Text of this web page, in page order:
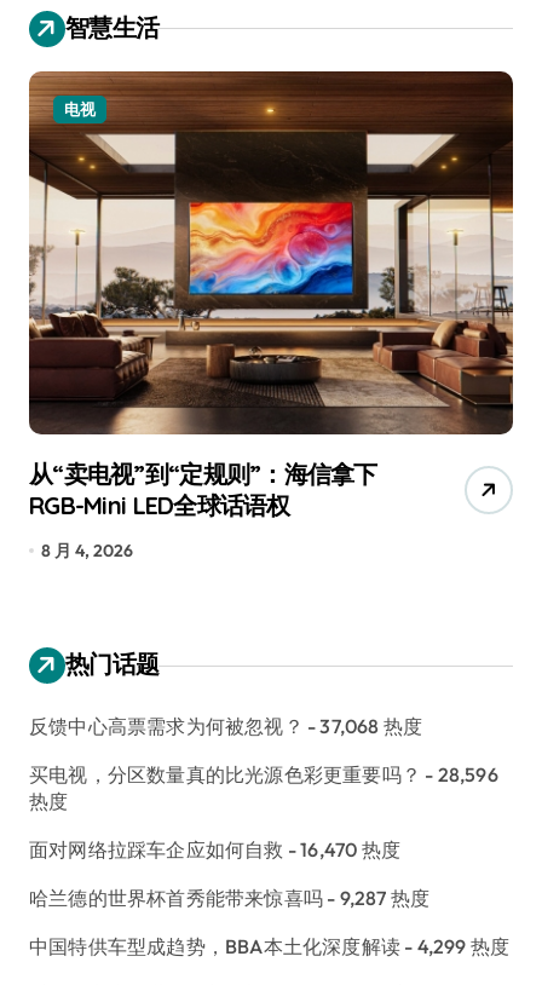
智慧生活
电视
从“卖电视”到“定规则”：海信拿下
RGB-Mini LED全球话语权
8 月 4, 2026
热门话题
反馈中心高票需求为何被忽视？ - 37,068 热度
买电视，分区数量真的比光源色彩更重要吗？ - 28,596
热度
面对网络拉踩车企应如何自救 - 16,470 热度
哈兰德的世界杯首秀能带来惊喜吗 - 9,287 热度
中国特供车型成趋势，BBA本土化深度解读 - 4,299 热度